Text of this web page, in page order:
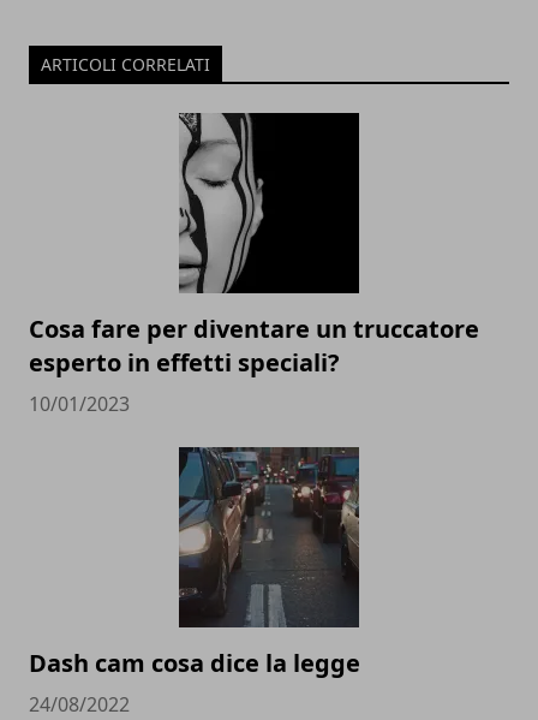
ARTICOLI CORRELATI
Cosa fare per diventare un truccatore
esperto in effetti speciali?
10/01/2023
Dash cam cosa dice la legge
24/08/2022